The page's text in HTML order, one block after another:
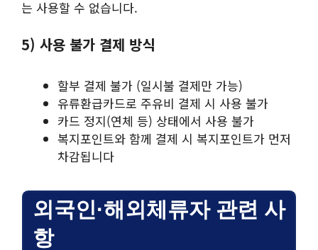
는 사용할 수 없습니다.
5) 사용 불가 결제 방식
할부 결제 불가 (일시불 결제만 가능)
유류환급카드로 주유비 결제 시 사용 불가
카드 정지(연체 등) 상태에서 사용 불가
복지포인트와 함께 결제 시 복지포인트가 먼저
차감됩니다
외국인·해외체류자 관련 사
항